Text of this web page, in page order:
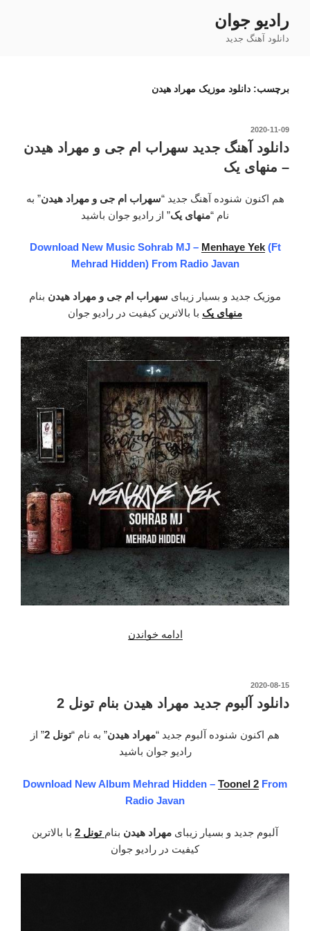
محتوا
رادیو جوان
دانلود آهنگ جدید
برچسب: دانلود موزیک مهراد هیدن
نوشته‌شده
2020-11-09
دانلود آهنگ جدید سهراب ام جی و مهراد هیدن
– منهای یک
هم اکنون شنوده آهنگ جدید “سهراب ام جی و مهراد هیدن” به
نام “منهای یک” از رادیو جوان باشید
Download New Music Sohrab MJ – Menhaye Yek(Ft
Mehrad Hidden) From Radio Javan
موزیک جدید و بسیار زیبای سهراب ام جی و مهراد هیدن بنام
منهای یک با بالاترین کیفیت در رادیو جوان
ادامه خواندن
ام
و
مهراد
–
منهای
نوشته‌شده
2020-08-15
دانلود آلبوم جدید مهراد هیدن بنام تونل 2
هم اکنون شنوده آلبوم جدید “مهراد هیدن” به نام “تونل 2
” از
رادیو جوان باشید
Download New Album Mehrad Hidden – Toonel 2 From
Radio Javan
آلبوم جدید و بسیار زیبای مهراد هیدن بنام تونل 2
با بالاترین
کیفیت در رادیو جوان